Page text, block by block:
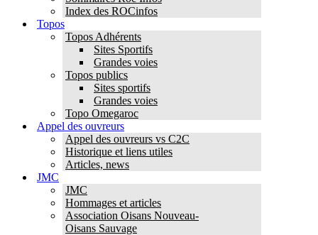
Index des ROCinfos
Topos
Topos Adhérents
Sites Sportifs
Grandes voies
Topos publics
Sites sportifs
Grandes voies
Topo Omegaroc
Appel des ouvreurs
Appel des ouvreurs vs C2C
Historique et liens utiles
Articles, news
JMC
JMC
Hommages et articles
Association Oisans Nouveau-
Oisans Sauvage